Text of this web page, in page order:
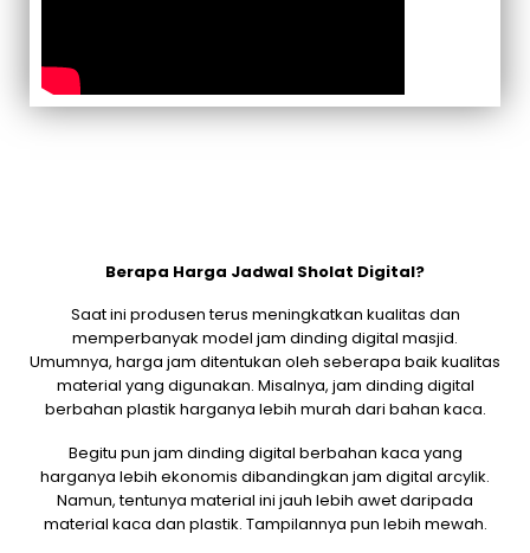
Berapa Harga Jadwal Sholat Digital?
Saat ini produsen terus meningkatkan kualitas dan
memperbanyak model jam dinding digital masjid.
Umumnya, harga jam ditentukan oleh seberapa baik kualitas
material yang digunakan. Misalnya, jam dinding digital
berbahan plastik harganya lebih murah dari bahan kaca.
Begitu pun jam dinding digital berbahan kaca yang
harganya lebih ekonomis dibandingkan jam digital arcylik.
Namun, tentunya material ini jauh lebih awet daripada
material kaca dan plastik. Tampilannya pun lebih mewah.